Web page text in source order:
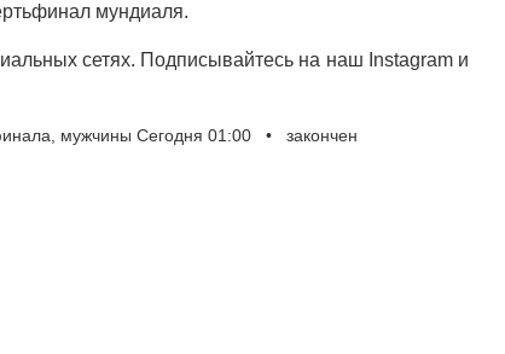
мундиаля.
сетях. Подписывайтесь на наш Instagram и
мужчины Сегодня 01:00 • закончен